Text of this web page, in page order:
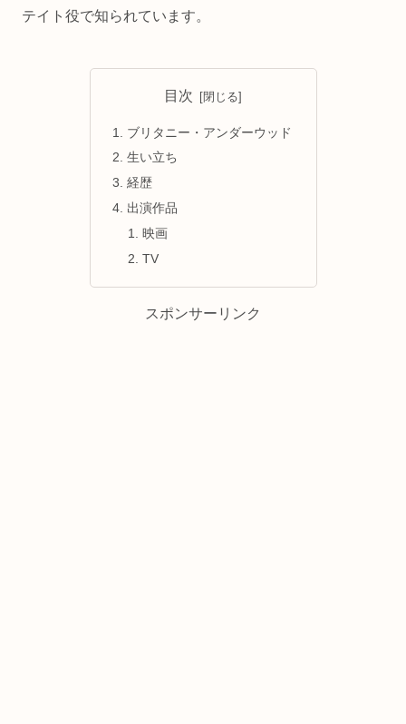
テイト役で知られています。
目次
ブリタニー・アンダーウッド
生い立ち
経歴
出演作品
映画
TV
スポンサーリンク